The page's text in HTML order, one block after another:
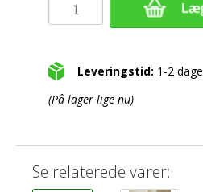
Leveringstid: 1-2 dage
(På lager lige nu)
Se relaterede varer: